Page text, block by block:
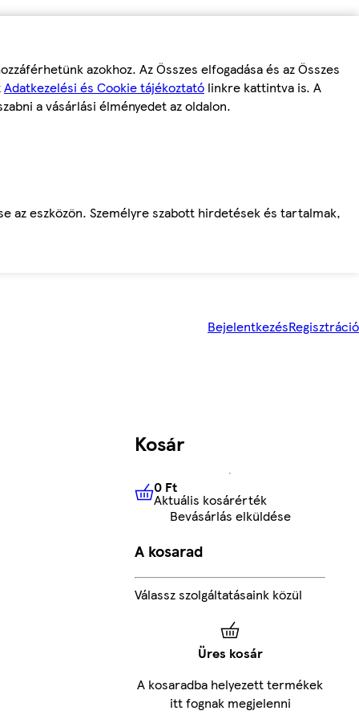
azokhoz. Az Összes elfogadása és az Összes
Adatkezelési és Cookie tájékoztató linkre kattintva is. A
a vásárlási élményedet az oldalon.
az eszközön. Személyre szabott hirdetések és tartalmak,
BejelentkezésRegisztráció
Kosár
0 FtAktuális kosárérték
0 Ft
Aktuális kosárérték
Bevásárlás elküldése
A kosarad
Válassz szolgáltatásaink közül
Üres kosár
A kosaradba helyezett termékek
itt fognak megjelenni